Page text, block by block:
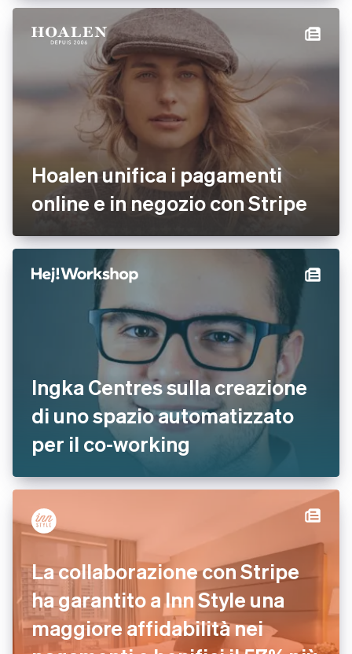
Hoalen unifica i pagamenti
online e in negozio con Stripe
Ingka Centres sulla creazione
di uno spazio automatizzato
per il co-working
La collaborazione con Stripe
ha garantito a Inn Style una
maggiore affidabilità nei